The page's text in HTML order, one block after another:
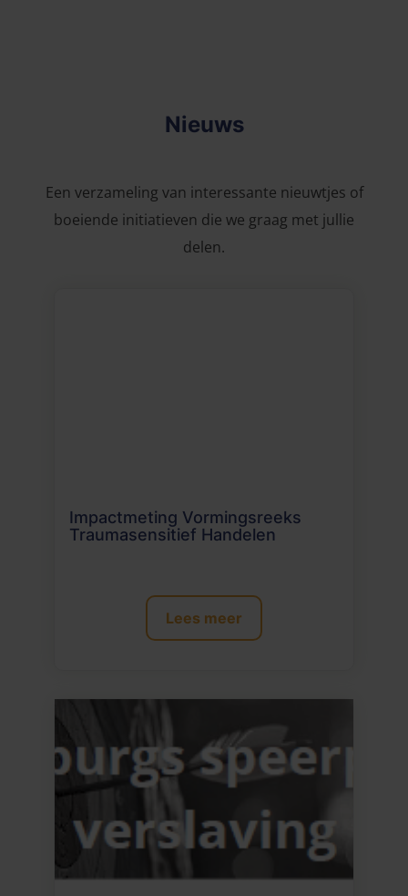
Nieuws
Een verzameling van interessante nieuwtjes of
boeiende initiatieven die we graag met jullie
delen.
Impactmeting Vormingsreeks
Traumasensitief Handelen
Lees meer